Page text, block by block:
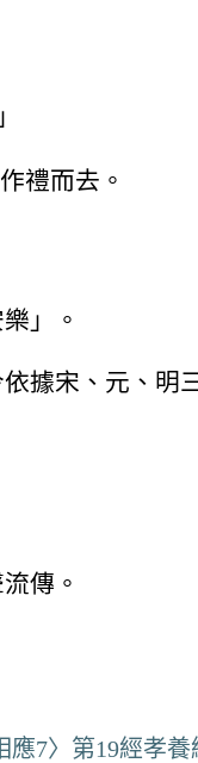
禮而去。
」。
據宋、元、明
傳。
7〉第19經孝養